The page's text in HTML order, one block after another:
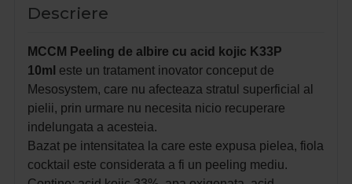
Descriere
MCCM Peeling de albire cu acid kojic K33P
10ml este un tratament inovator conceput de
Mesosystem, care nu afecteaza stratul superficial al
pielii, prin urmare nu necesita nicio recuperare
indelungata a acesteia.
Bazat pe intensitatea la care este expusa pielea, fiola
cocktail este considerata a fi un peeling mediu.